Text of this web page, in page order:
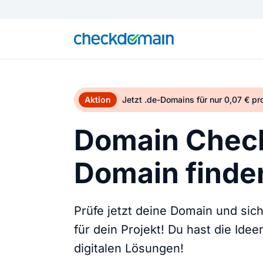
Aktion Jetzt .de-Domains für nur 0,07 €
Domain
Domain
Prüfe jetzt deine Domain und
für dein Projekt! Du hast die
digitalen Lösungen!